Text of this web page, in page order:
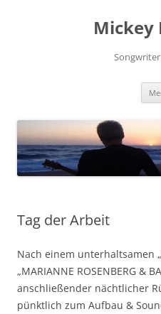
Mickey
Tag der Arbeit
Nach einem unterhaltsamen
„MARIANNE ROSENBERG &
anschließender nächtlicher
pünktlich zum Aufbau &